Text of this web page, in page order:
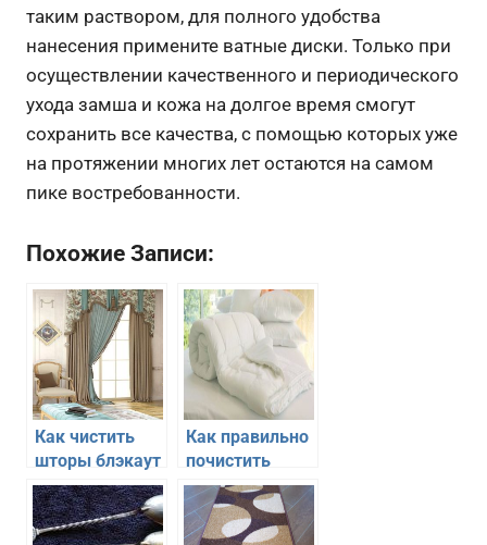
таким раствором, для полного удобства
нанесения примените ватные диски. Только при
осуществлении качественного и периодического
ухода замша и кожа на долгое время смогут
сохранить все качества, с помощью которых уже
на протяжении многих лет остаются на самом
пике востребованности.
Похожие Записи:
Как чистить
шторы блэкаут
в домашних
условиях
Как правильно
почистить
пуховое одеяло
в домашних
условиях